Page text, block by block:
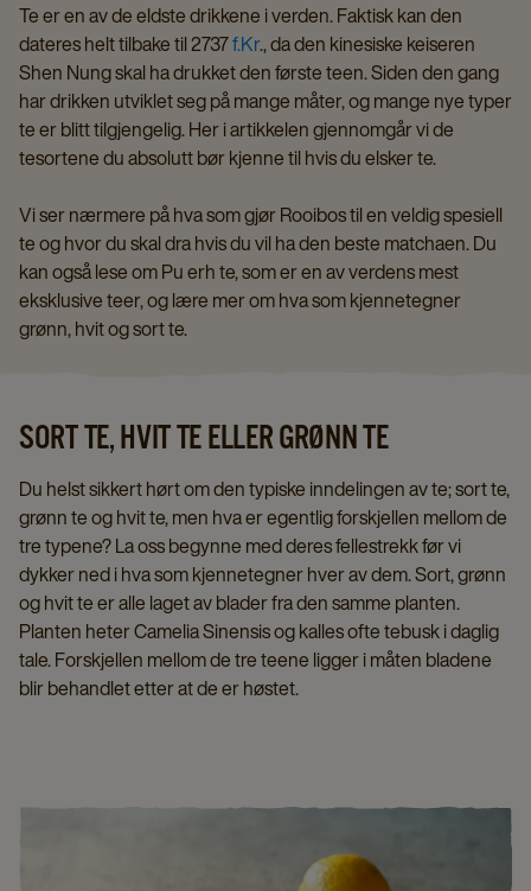
Te er en av de eldste drikkene i verden. Faktisk kan den
dateres helt tilbake til 2737f.Kr., da den kinesiske keiseren
Shen Nung skal ha drukket den første teen. Siden den gang
har drikken utviklet seg på mange måter, og mange nye typer
te er blitt tilgjengelig. Her i artikkelen gjennomgår vi de
tesortene du absolutt bør kjenne til hvis du elsker te.
Vi ser nærmere på hva som gjør Rooibos til en veldig spesiell
te og hvor du skal dra hvis du vil ha den beste matchaen. Du
kan også lese om Pu erh te, som er en av verdens mest
eksklusive teer, og lære mer om hva som kjennetegner
grønn, hvit og sort te.
SORT TE, HVIT TE ELLER GRØNN TE
Du helst sikkert hørt om den typiske inndelingen av te; sort te,
grønn te og hvit te, men hva er egentlig forskjellen mellom de
tre typene? La oss begynne med deres fellestrekk før vi
dykker ned i hva som kjennetegner hver av dem. Sort, grønn
og hvit te er alle laget av blader fra den samme planten.
Planten heter Camelia Sinensis og kalles ofte tebusk i daglig
tale. Forskjellen mellom de tre teene ligger i måten bladene
blir behandlet etter at de er høstet.